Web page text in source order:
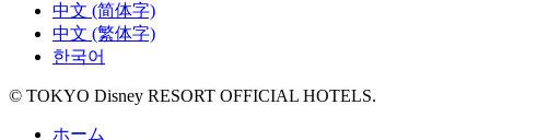
中文 (简体字)
中文 (繁体字)
한국어
© TOKYO Disney RESORT OFFICIAL HOTELS.
ホーム